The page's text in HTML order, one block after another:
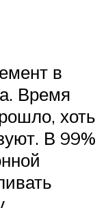
в
Время
хоть
В 99%